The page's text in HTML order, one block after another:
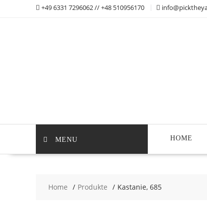
+49 6331 7296062 // +48 510956170
MENU HOME
Home Produkte Kastanie, 685